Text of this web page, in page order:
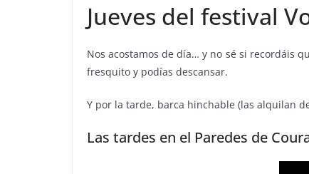
Jueves del festival
Nos acostamos de día… y no sé si recordáis
fresquito y podías descansar.
Y por la tarde, barca hinchable (las alquilan
Las tardes en el Paredes de